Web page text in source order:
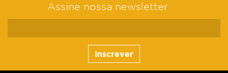
Assine nossa newsletter
Inscrever